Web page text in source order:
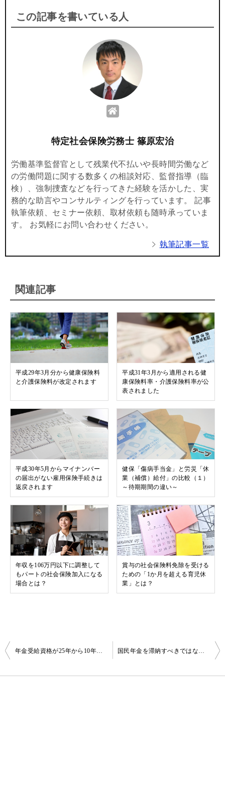
この記事を書いている人
特定社会保険労務士 篠原宏治
労働基準監督官として残業代不払いや長時間労働など
の労働問題に関する数多くの相談対応、監督指導（臨
検）、強制捜査などを行ってきた経験を活かした、実
務的な助言やコンサルティングを行っています。 記事
執筆依頼、セミナー依頼、取材依頼も随時承っていま
す。 お気軽にお問い合わせください。
執筆記事一覧
関連記事
平成29年3月分から健康保険料
と介護保険料が改定されます
平成31年3月から適用される健
康保険料率・介護保険料率が公
表されました
平成30年5月からマイナンバー
の届出がない雇用保険手続きは
返戻されます
健保「傷病手当金」と労災「休
業（補償）給付」の比較（１）
～待期期間の違い～
年収を106万円以下に調整して
もパートの社会保険加入になる
場合とは？
賞与の社会保険料免除を受ける
ための「1か月を超える育児休
業」とは？
投
ナ